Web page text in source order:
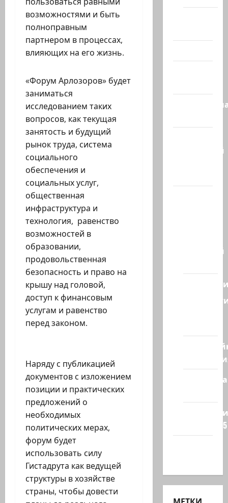
возможностями и быть
полноправным
партнером в процессах,
влияющих на его жизнь.
«Форум Арлозоров» будет
заниматься
исследованием таких
вопросов, как текущая
занятость и будущий
рынок труда, система
социального
обеспечения и
социальных услуг,
общественная
инфраструктура и
технология, равенство
возможностей в
образовании,
продовольственная
безопасность и право на
крышу над головой,
доступ к финансовым
услугам и равенство
перед законом.
Наряду с публикацией
документов с изложением
позиции и практических
предложений о
необходимых
политических мерах,
форум будет
использовать силу
Гистадрута как ведущей
структуры в хозяйстве
страны, чтобы довести
Котлярский
Ближний
Полемика
сайта 2025